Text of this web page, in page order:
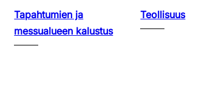
Tapahtumien ja
messualueen kalustus
Teollisuus